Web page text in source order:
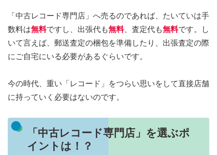
「中古レコード専門店」へ売るのであれば、たいていは手
数料は無料ですし、出張代も無料、査定代も無料です。し
いて言えば、郵送査定の梱包を準備したり、出張査定の際
にご自宅にいる必要があるぐらいです。
今の時代、重い「レコード」をつらい思いをして直接店舗
に持っていく必要はないのです。
「中古レコード専門店」を選ぶポ
イントは！？